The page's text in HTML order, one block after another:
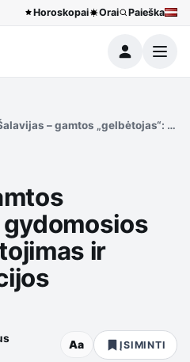
Horoskopai Orai Paieška
Meniu
– gamtos „gelbėtojas“:
gydomosios
ir
Aa ĮSIMINTI